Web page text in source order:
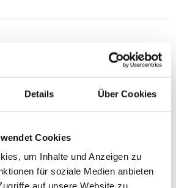
Details Über Cookies
Cookies
um Inhalte und Anzeigen zu
für soziale Medien anbieten
auf unsere Website zu
...dran bleiben!
Durch das Tun kommt der